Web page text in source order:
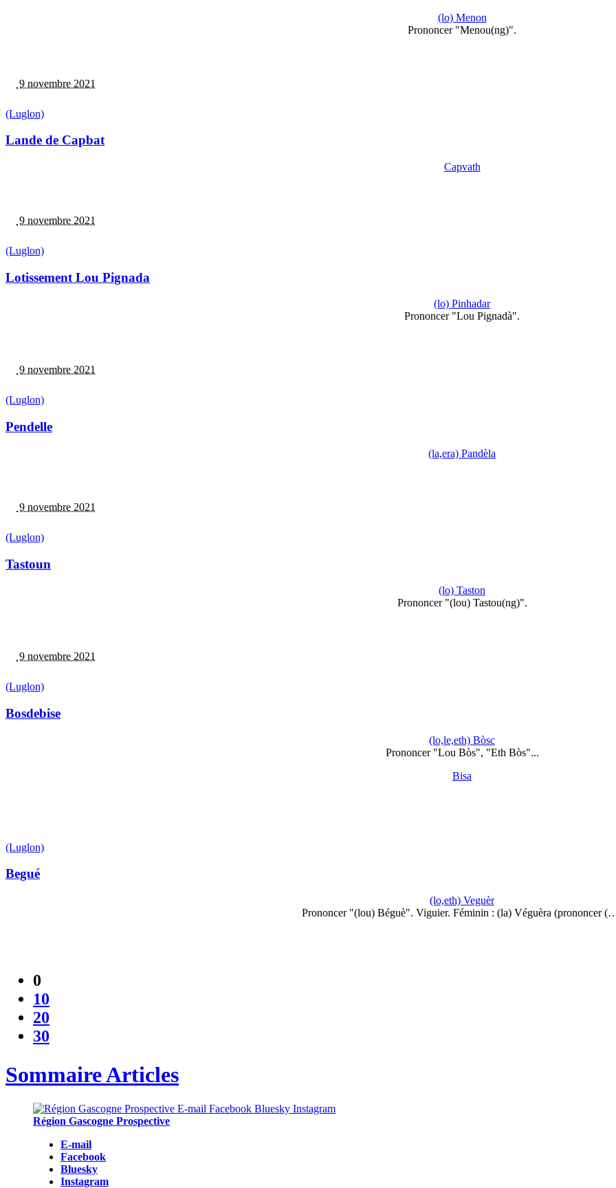
(lo) Menon
Prononcer "Menou(ng)".
9 novembre 2021
(Luglon)
Lande de Capbat
Capvath
9 novembre 2021
(Luglon)
Lotissement Lou Pignada
(lo) Pinhadar
Prononcer "Lou Pignadà".
9 novembre 2021
(Luglon)
Pendelle
(la,era) Pandèla
9 novembre 2021
(Luglon)
Tastoun
(lo) Taston
Prononcer "(lou) Tastou(ng)".
9 novembre 2021
(Luglon)
Bosdebise
(lo,le,eth) Bòsc
Prononcer "Lou Bòs", "Eth Bòs"...
Bisa
(Luglon)
Begué
(lo,eth) Veguèr
Prononcer "(lou) Béguè". Viguier. Féminin : (la) Véguèra (prononcer
0
10
20
30
Sommaire Articles
Région Gascogne Prospective
E-mail
Facebook
Bluesky
Instagram